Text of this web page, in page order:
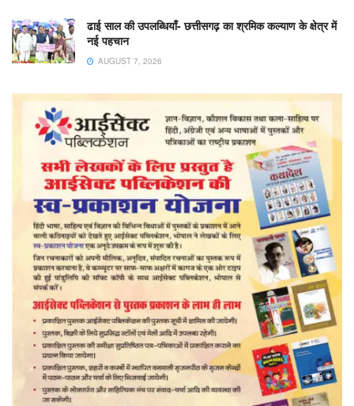
ढाई साल की उपलब्धियाँ- छत्तीसगढ़ का श्रमिक कल्याण के क्षेत्र में
नई पहचान
AUGUST 7, 2026